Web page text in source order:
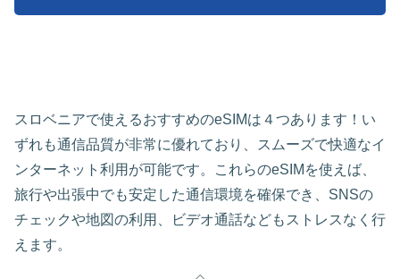
スロベニアで使えるおすすめのeSIMは４つあります！い
ずれも通信品質が非常に優れており、スムーズで快適なイ
ンターネット利用が可能です。これらのeSIMを使えば、
旅行や出張中でも安定した通信環境を確保でき、SNSの
チェックや地図の利用、ビデオ通話などもストレスなく行
えます。